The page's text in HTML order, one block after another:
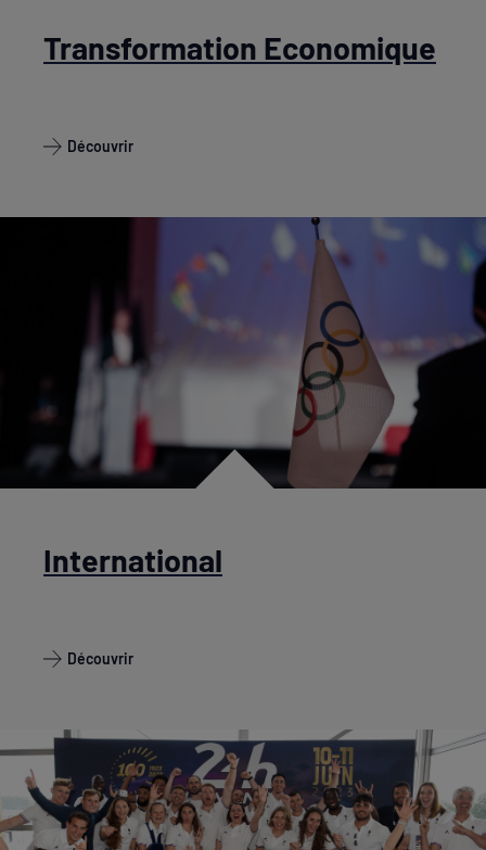
Transformation Economique
Découvrir
International
Découvrir